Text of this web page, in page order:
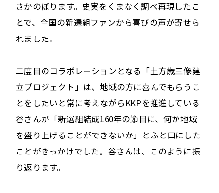
さかのぼります。史実をくまなく調べ再現したこ
とで、全国の新選組ファンから喜びの声が寄せら
れました。
二度目のコラボレーションとなる「土方歳三像建
立プロジェクト」は、地域の方に喜んでもらうこ
とをしたいと常に考えながらKKPを推進している
谷さんが「新選組結成160年の節目に、何か地域
を盛り上げることができないか」とふと口にした
ことがきっかけでした。谷さんは、このように振
り返ります。